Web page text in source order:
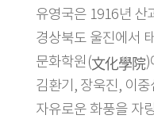
유영국은 1916년 산
경상북도 울진에서
문화학원(文化學院)
김환기, 장욱진, 이
자유로운 화풍을 자